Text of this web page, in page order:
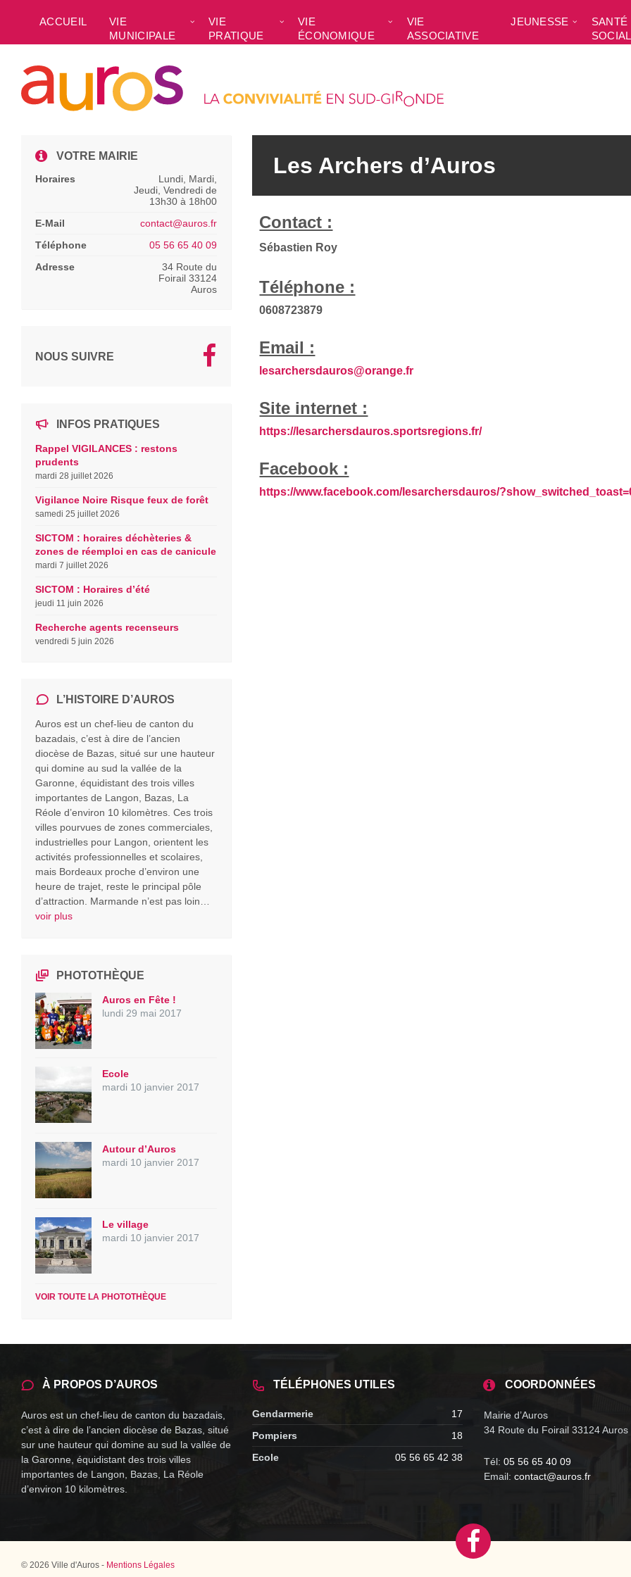
sidebar
ACCUEIL
VIE
MUNICIPALE
VIE
PRATIQUE
VIE
ÉCONOMIQUE
VIE
ASSOCIATIVE
JEUNESSE
SANTÉ
SOCIAL
Les Archers d’Auros
Contact :
Sébastien Roy
Téléphone :
0608723879
Email :
lesarchersdauros@orange.fr
Site internet :
https://lesarchersdauros.sportsregions.fr/
Facebook :
https://www.facebook.com/lesarchersdauros/
VOTRE MAIRIE
Horaires
Lundi, Mardi,
Jeudi, Vendredi de
13h30 à 18h00
E-Mail
contact@auros.fr
Téléphone
05 56 65 40 09
Adresse
34 Route du
Foirail 33124
Auros
NOUS SUIVRE
INFOS PRATIQUES
Rappel VIGILANCES : restons
prudents
mardi 28 juillet 2026
Vigilance Noire Risque feux de forêt
samedi 25 juillet 2026
SICTOM : horaires déchèteries &
zones de réemploi en cas de canicule
mardi 7 juillet 2026
SICTOM : Horaires d’été
jeudi 11 juin 2026
Recherche agents recenseurs
vendredi 5 juin 2026
L’HISTOIRE D’AUROS
Auros est un chef-lieu de canton du
bazadais, c’est à dire de l’ancien
diocèse de Bazas, situé sur une hauteur
qui domine au sud la vallée de la
Garonne, équidistant des trois villes
importantes de Langon, Bazas, La
Réole d’environ 10 kilomètres. Ces trois
villes pourvues de zones commerciales,
industrielles pour Langon, orientent les
activités professionnelles et scolaires,
mais Bordeaux proche d’environ une
heure de trajet, reste le principal pôle
d’attraction. Marmande n’est pas loin…
voir plus
PHOTOTHÈQUE
Auros en Fête !
lundi 29 mai 2017
Ecole
mardi 10 janvier 2017
Autour d’Auros
mardi 10 janvier 2017
Le village
mardi 10 janvier 2017
VOIR TOUTE LA PHOTOTHÈQUE
À PROPOS D’AUROS
Auros est un chef-lieu de canton du bazadais,
c’est à dire de l’ancien diocèse de Bazas, situé
sur une hauteur qui domine au sud la vallée de
la Garonne, équidistant des trois villes
importantes de Langon, Bazas, La Réole
d’environ 10 kilomètres.
TÉLÉPHONES UTILES
Gendarmerie
17
Pompiers
18
Ecole
05 56 65 42 38
COORDONNÉES
Mairie d’Auros
34 Route du Foirail 33124 Auros
Tél: 05 56 65 40 09
Email: contact@auros.fr
© 2026 Ville d'Auros - Mentions Légales